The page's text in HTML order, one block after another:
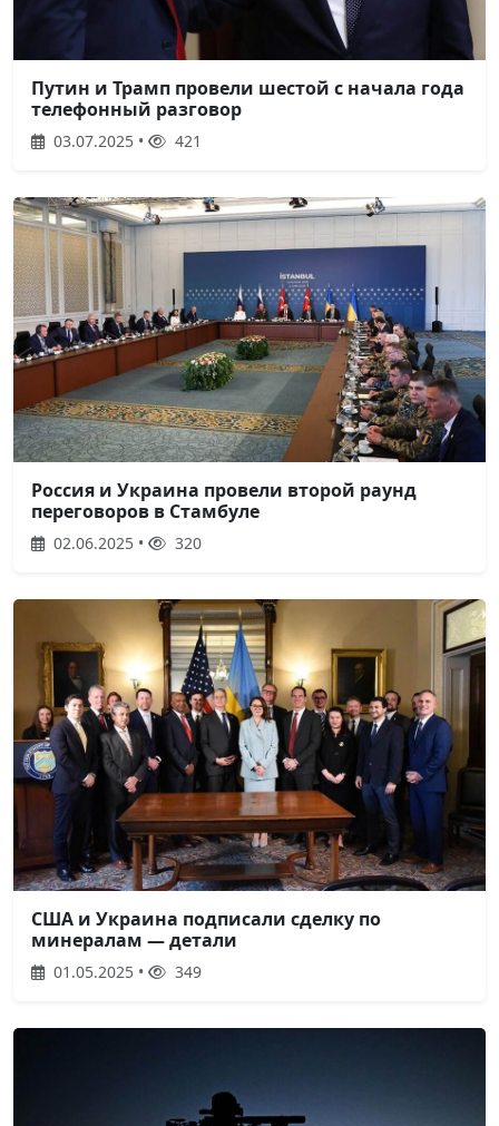
Путин и Трамп провели шестой с начала года
телефонный разговор
03.07.2025 • 421
Россия и Украина провели второй раунд
переговоров в Стамбуле
02.06.2025 • 320
США и Украина подписали сделку по
минералам — детали
01.05.2025 • 349